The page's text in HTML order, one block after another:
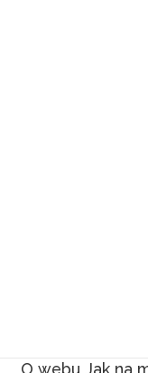
O webu Jak na